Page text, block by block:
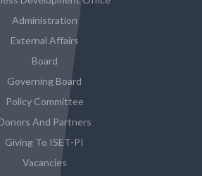
Administration
External Affairs
Board
Governing Board
Policy Committee
And Partners
Giving To ISET-PI
Vacancies